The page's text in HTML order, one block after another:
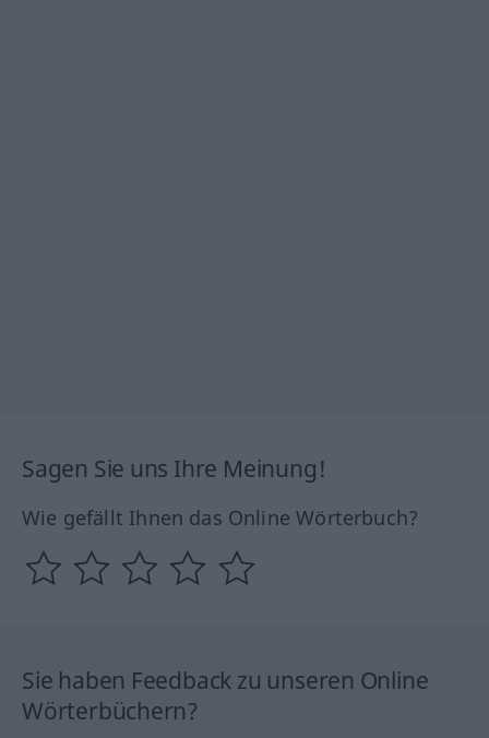
Sagen Sie uns Ihre Meinung!
Wie gefällt Ihnen das Online Wörterbuch?
Sie haben Feedback zu unseren Online
Wörterbüchern?